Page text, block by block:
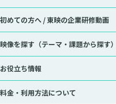
初めての方へ /東映の企業研修動画
映像を探す （テーマ・課題から探す）
お役立ち情報
料金・利用方法について